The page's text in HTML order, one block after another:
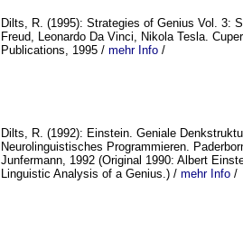
Dilts, R. (1995): Strategies of Genius Vol. 3:
Freud, Leonardo Da Vinci, Nikola Tesla.
Publications, 1995 / mehr Info /
Dilts, R. (1992): Einstein. Geniale
Neurolinguistisches Programmieren.
Junfermann, 1992 (Original 1990: Albert
Linguistic Analysis of a Genius.) / mehr Info /